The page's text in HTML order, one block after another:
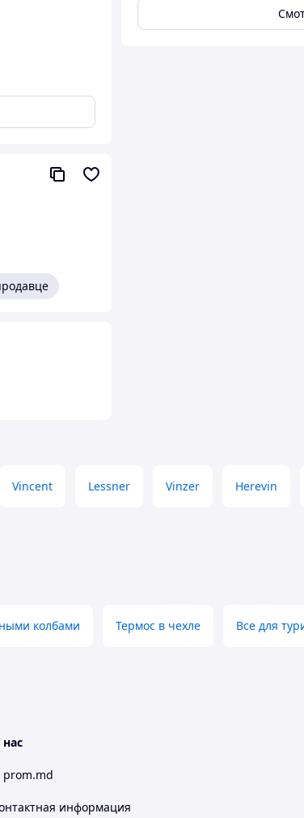
Vincent Lessner Vinzer Herevin
колбами Термос в чехле Все для
информация